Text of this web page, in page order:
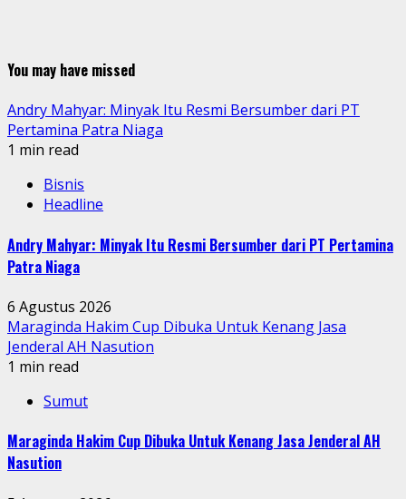
You may have missed
Andry Mahyar: Minyak Itu Resmi Bersumber dari PT
Pertamina Patra Niaga
1 min read
Bisnis
Headline
Andry Mahyar: Minyak Itu Resmi Bersumber dari PT Pertamina
Patra Niaga
6 Agustus 2026
Maraginda Hakim Cup Dibuka Untuk Kenang Jasa
Jenderal AH Nasution
1 min read
Sumut
Maraginda Hakim Cup Dibuka Untuk Kenang Jasa Jenderal AH
Nasution